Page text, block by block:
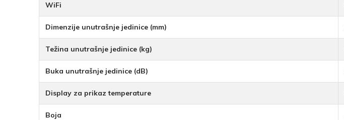
WiFi
Dimenzije unutrašnje jedinice (mm)
Težina unutrašnje jedinice (kg)
Buka unutrašnje jedinice (dB)
Display za prikaz temperature
Boja